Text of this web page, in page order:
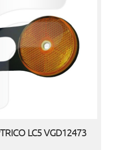
LC5 VGD12473